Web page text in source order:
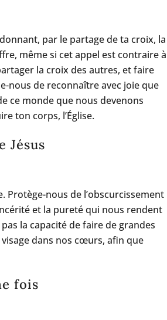
par le partage de ta croix, la
même si cet appel est contraire à
la croix des autres, et faire
nous de reconnaître avec joie que
ce monde que nous devenons
ton corps, l’Église.
Jésus
Protège-nous de l’obscurcissement
et la pureté qui nous rendent
la capacité de faire de grandes
dans nos cœurs, afin que
fois